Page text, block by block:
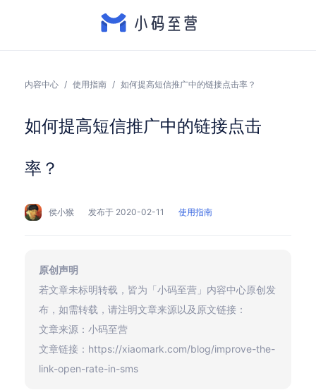
内容中心 / 使用指南 / 如何提高短信推广中的链接点击率？
如何提高短信推广中的链接点击
率？
侯小猴 发布于 2020-02-11 使用指南
原创声明
若文章未标明转载，皆为「小码至营」内容中心原创发
布，如需转载，请注明文章来源以及原文链接：
文章来源：小码至营
文章链接：https://xiaomark.com/blog/improve-the-
link-open-rate-in-sms